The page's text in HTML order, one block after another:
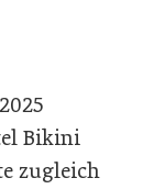
Bikini
zugleich